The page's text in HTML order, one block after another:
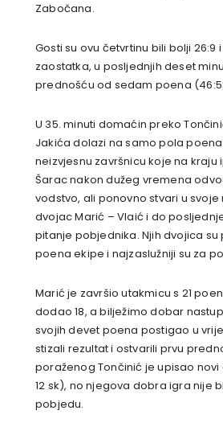
Zabočana.
Gosti su ovu četvrtinu bili bolji 26:9
zaostatka, u posljednjih deset
prednošću od sedam poena
U 35. minuti domaćin preko
Jakića dolazi na samo pola
neizvjesnu završnicu koje na kraju
Šarac nakon dužeg vremena
vodstvo, ali ponovno stvari u
dvojac Marić – Vlaić i do
pitanje pobjednika. Njih dvojica su
poena ekipe i najzaslužniji su za
Marić je završio utakmicu s 21
dodao 18, a bilježimo dobar
svojih devet poena postigao u
stizali rezultat i ostvarili prvu
poraženog Tončinić je upisao novi
12 sk), no njegova dobra igra nije
pobjedu.